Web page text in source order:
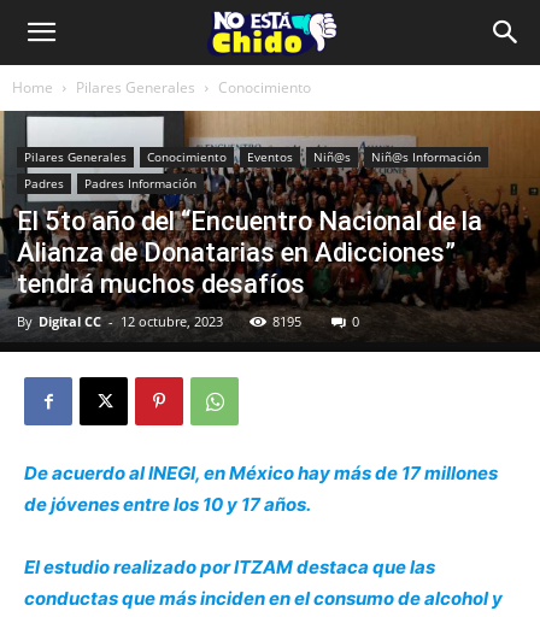
Home Pilares Generales Conocimiento
Pilares Generales Conocimiento Eventos Niñ@s
Niñ@s Información
Padres
Padres Información
El 5to año del “Encuentro Nacional de la
Alianza de Donatarias en Adicciones”
tendrá muchos desafíos
By Digital CC - 12 octubre, 2023 8195 0
De acuerdo al INEGI, en México hay más de 17 millones
de jóvenes entre los 10 y 17 años.
El estudio realizado por ITZAM destaca que las
conductas que más inciden en el consumo de alcohol y